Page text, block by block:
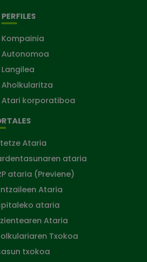
PERFILES
Kompainia
Autonomoa
Langilea
Aholkularitza
Atari korporatiboa
Ataria
ataria
ataria (Previene)
Ataria
ataria
Ataria
Txokoa
txokoa